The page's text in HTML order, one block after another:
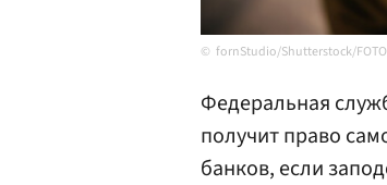
fornStudio/Shutterstock/
Федеральная
получит право
банков, если